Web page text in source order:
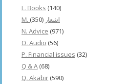
L. Books (140)
M. اشعار (350)
N. Advice (971)
O. Audio (56)
P. Financial issues (32)
Q & A (68)
Q. Akabir (590)